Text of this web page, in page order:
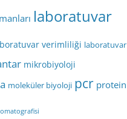
laboratuvar
verimliliği laboratuvar
mikrobiyoloji
moleküler biyoloji pcr protein